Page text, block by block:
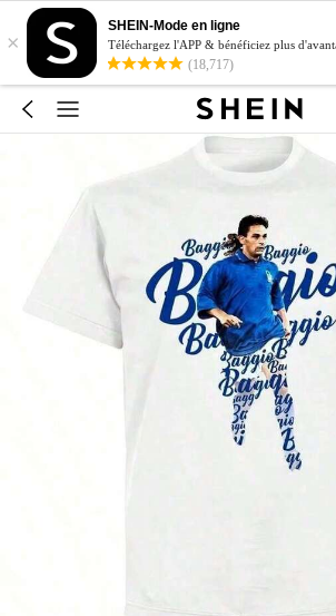
×
SHEIN-Mode en ligne
Téléchargez l'APP & bénéficiez plus
(18,717)